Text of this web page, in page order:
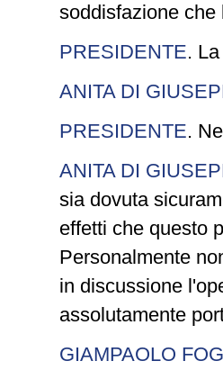
soddisfazione che
PRESIDENTE.
ANITA DI
PRESIDENTE.
ANITA DI
sia dovuta
effetti che questo
Personalmente
in discussione
assolutamente
GIAMPAOLO